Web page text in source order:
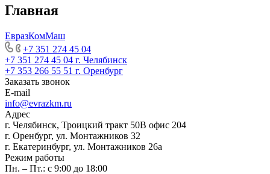
Главная
ЕвразКомМаш
+7 351 274 45 04
+7 351 274 45 04 г. Челябинск
+7 353 266 55 51 г. Оренбург
Заказать звонок
E-mail
info@evrazkm.ru
Адрес
г. Челябинск, Троицкий тракт 50В офис 204
г. Оренбург, ул. Монтажников 32
г. Екатеринбург, ул. Монтажников 26а
Режим работы
Пн. – Пт.: с 9:00 до 18:00